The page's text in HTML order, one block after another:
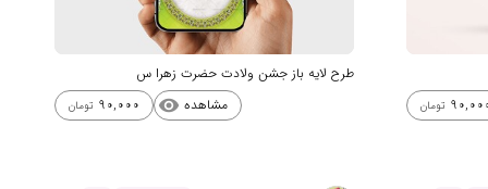
تومان
طرح لایه باز جشن ولادت حضرت زهرا س
مشاهده visibility
90,000 تومان